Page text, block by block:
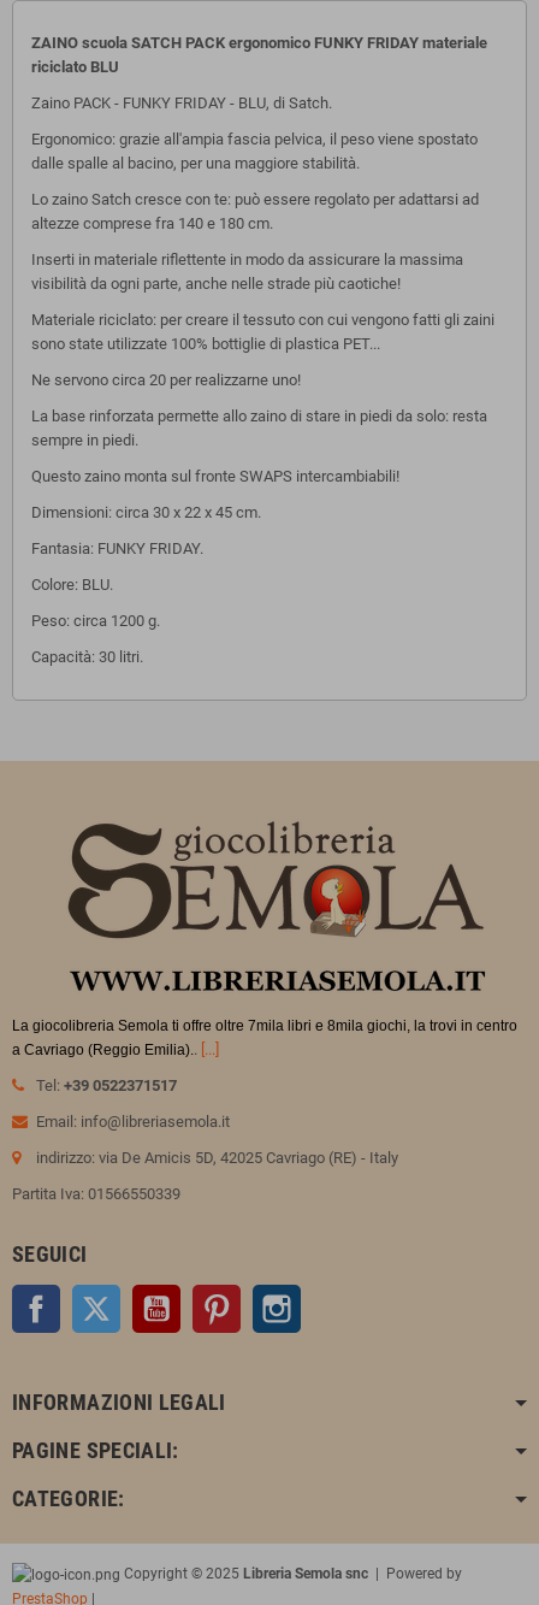
ZAINO scuola SATCH PACK ergonomico FUNKY FRIDAY materiale
riciclato BLU
Zaino PACK - FUNKY FRIDAY - BLU, di Satch.
Ergonomico: grazie all'ampia fascia pelvica, il peso viene spostato
dalle spalle al bacino, per una maggiore stabilità.
Lo zaino Satch cresce con te: può essere regolato per adattarsi ad
altezze comprese fra 140 e 180 cm.
Inserti in materiale riflettente in modo da assicurare la massima
visibilità da ogni parte, anche nelle strade più caotiche!
Materiale riciclato: per creare il tessuto con cui vengono fatti gli zaini
sono state utilizzate 100% bottiglie di plastica PET...
Ne servono circa 20 per realizzarne uno!
La base rinforzata permette allo zaino di stare in piedi da solo: resta
sempre in piedi.
Questo zaino monta sul fronte SWAPS intercambiabili!
Dimensioni: circa 30 x 22 x 45 cm.
Fantasia: FUNKY FRIDAY.
Colore: BLU.
Peso: circa 1200 g.
Capacità: 30 litri.
La giocolibreria Semola ti offre oltre 7mila libri e 8mila giochi, la trovi in centro
a Cavriago (Reggio Emilia). . [...]
Tel: +39 0522371517
Email: info@libreriasemola.it
indirizzo: via De Amicis 5D, 42025 Cavriago (RE) - Italy
Partita Iva: 01566550339
SEGUICI
Facebook Twitter YouTube Pinterest
INFORMAZIONI LEGALI
PAGINE SPECIALI:
CATEGORIE:
Copyright © 2025 Libreria Semola snc | Powered by
PrestaShop |